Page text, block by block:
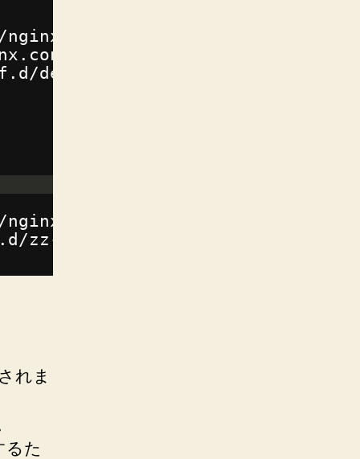
html
etc/nginx/nginx.conf
default.conf:/etc/nginx/
html
zz-docker.conf:/usr/local/etc/
れま
るた